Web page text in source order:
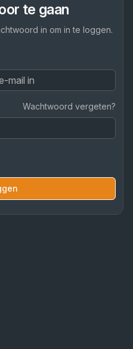
te gaan
in om in te loggen.
Wachtwoord vergeten?